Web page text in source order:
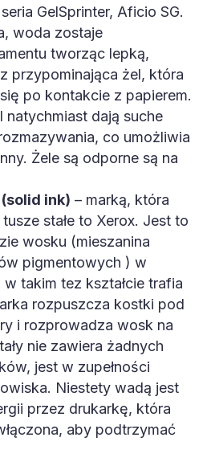
GelSprinter, Aficio SG.
woda zostaje
tworząc lepką,
przypominająca żel, która
po kontakcie z papierem.
natychmiast dają suche
co umożliwia
Żele są odporne są na
ink) – marką, która
stałe to Xerox. Jest to
wosku (mieszanina
pigmentowych ) w
w takim tez kształcie trafia
rozpuszcza kostki pod
i rozprowadza wosk na
nie zawiera żadnych
jest w zupełności
Niestety wadą jest
przez drukarkę, która
aby podtrzymać